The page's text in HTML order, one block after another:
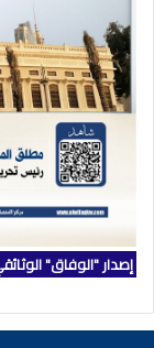
إصدار "الوفاق"